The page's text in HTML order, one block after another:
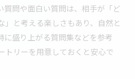
質問や面白い質問は、相手が「ど
」と考える楽しさもあり、自然と
に盛り上がる質問集などを参考
トリーを用意しておくと安心で